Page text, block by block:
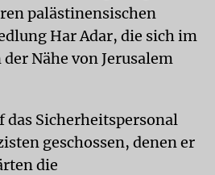
palästinensischen
Har Adar, die sich im
Nähe von Jerusalem
das Sicherheitspersonal
geschossen, denen er
die